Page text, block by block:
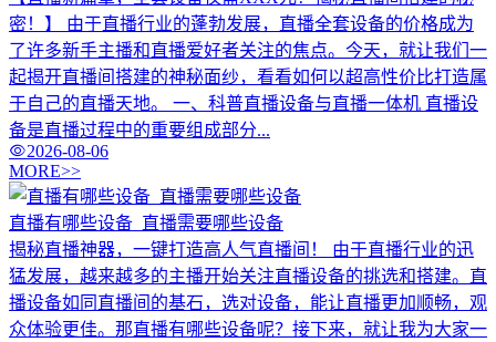
密！】 由于直播行业的蓬勃发展，直播全套设备的价格成为
了许多新手主播和直播爱好者关注的焦点。今天，就让我们一
起揭开直播间搭建的神秘面纱，看看如何以超高性价比打造属
于自己的直播天地。 一、科普直播设备与直播一体机 直播设
备是直播过程中的重要组成部分...
2026-08-06
MORE>>
直播有哪些设备_直播需要哪些设备
揭秘直播神器，一键打造高人气直播间！ 由于直播行业的迅
猛发展，越来越多的主播开始关注直播设备的挑选和搭建。直
播设备如同直播间的基石，选对设备，能让直播更加顺畅，观
众体验更佳。那直播有哪些设备呢？接下来，就让我为大家一